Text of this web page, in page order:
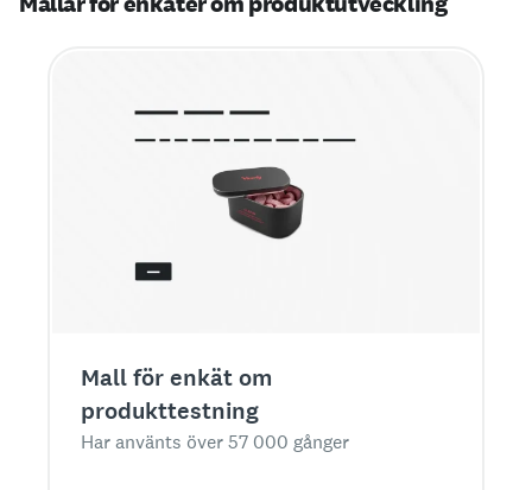
Mall för enkät om
produkttestning
Har använts över 57 000 gånger